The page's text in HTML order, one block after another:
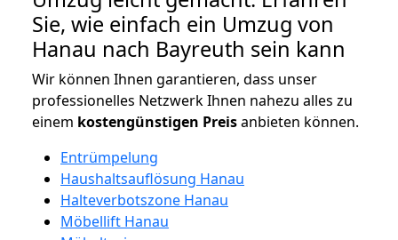
Sie, wie einfach ein Umzug von
Hanau nach Bayreuth sein kann
Wir können Ihnen garantieren, dass unser
professionelles Netzwerk Ihnen nahezu alles zu
einem kostengünstigen Preisanbieten können.
Entrümpelung
Haushaltsauflösung Hanau
Halteverbotszone Hanau
Möbellift Hanau